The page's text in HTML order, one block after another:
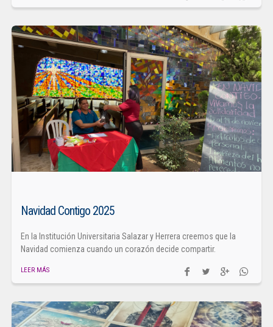
Navidad Contigo 2025
En la Institución Universitaria Salazar y Herrera creemos que la
Navidad comienza cuando un corazón decide compartir.
LEER MÁS